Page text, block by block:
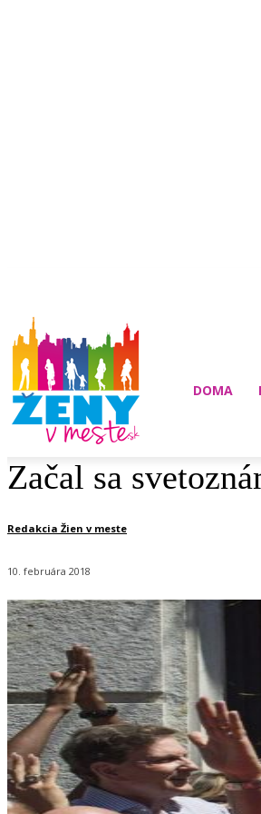
DOMA
Začal sa
Redakcia Žien v meste
10. februára 2018